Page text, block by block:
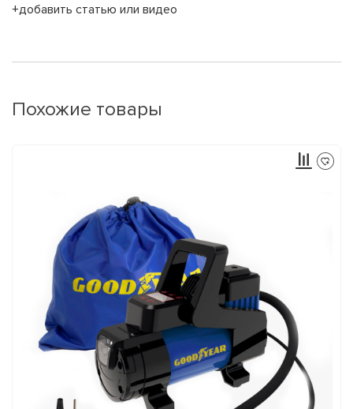
+добавить статью или видео
Похожие товары